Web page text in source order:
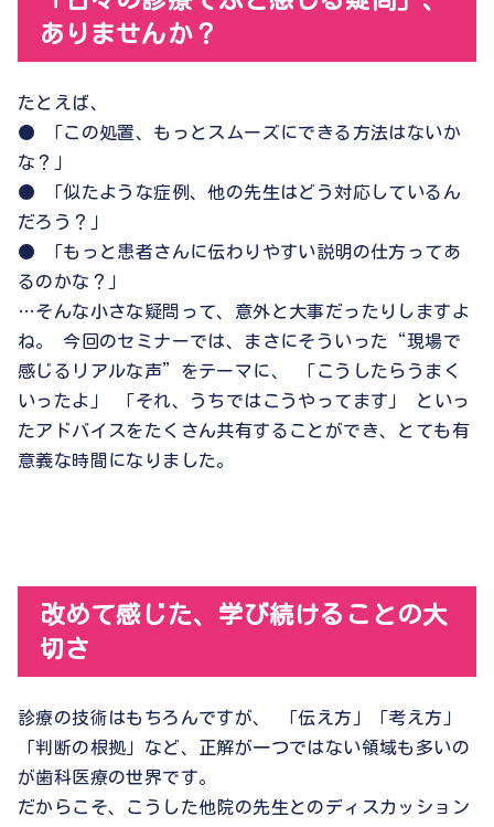
ありませんか？
たとえば、
● 「この処置、もっとスムーズにできる方法はないか
な？」
● 「似たような症例、他の先生はどう対応しているん
だろう？」
● 「もっと患者さんに伝わりやすい説明の仕方ってあ
るのかな？」
…そんな小さな疑問って、意外と大事だったりしますよ
ね。 今回のセミナーでは、まさにそういった“現場で
感じるリアルな声”をテーマに、 「こうしたらうまく
いったよ」 「それ、うちではこうやってます」 といっ
たアドバイスをたくさん共有することができ、とても有
意義な時間になりました。
改めて感じた、学び続けることの大
切さ
診療の技術はもちろんですが、 「伝え方」「考え方」
「判断の根拠」など、正解が一つではない領域も多いの
が歯科医療の世界です。
だからこそ、こうした他院の先生とのディスカッション